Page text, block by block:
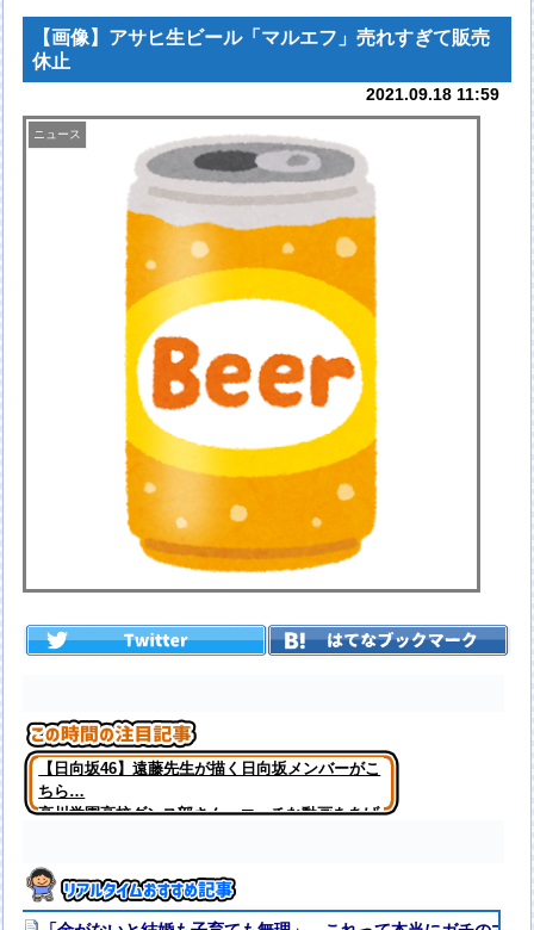
【画像】アサヒ生ビール「マルエフ」売れすぎて販売
休止
2021.09.18 11:59
ニュース
【日向坂46】遠藤先生が描く日向坂メンバーがこ
ちら…
高川学園高校ダンス部さん、エッチな動画をあげ